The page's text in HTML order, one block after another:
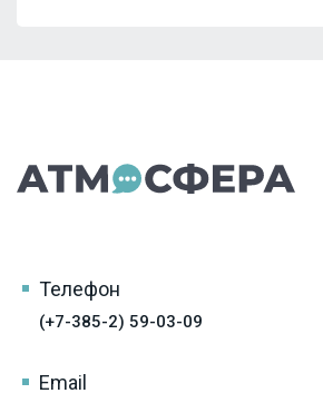
Телефон
(+7-385-2) 59-03-09
Email